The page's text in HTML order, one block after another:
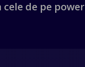
de pe